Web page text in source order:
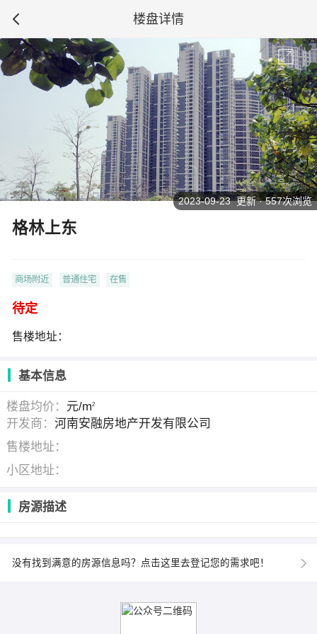
楼盘详情
格林上东
商场附近 普通住宅 在售
待定
售楼地址：
2023-09-23 更新 · 557次浏览
基本信息
楼盘均价： 元/m2
开发商：河南安融房地产开发有限公司
售楼地址：
小区地址：
房源描述
没有找到满意的房源信息吗？点击这里去登记您的需求吧！